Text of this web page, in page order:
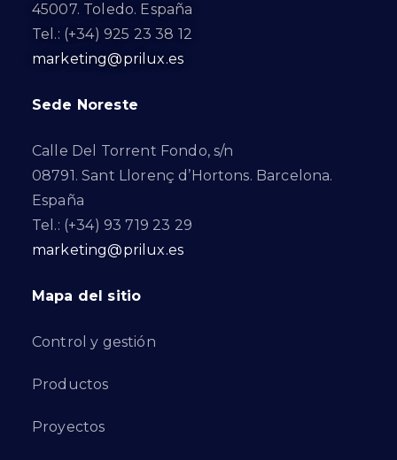
45007. Toledo. España
Tel.: (+34) 925 23 38 12
marketing@prilux.es
Sede Noreste
Calle Del Torrent Fondo, s/n
08791. Sant Llorenç d’Hortons. Barcelona.
España
Tel.: (+34) 93 719 23 29
marketing@prilux.es
Mapa del sitio
Control y gestión
Productos
Proyectos